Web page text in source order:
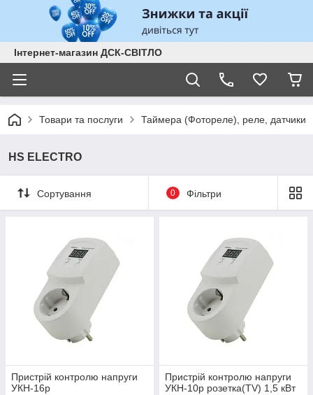
Інтернет-магазин ДСК-СВІТЛО
Товари та послуги Таймера (Фотореле), реле, датчики
HS ELECTRO
Сортування 0 Фільтри
Пристрій контролю напруги
УКН-16р
Пристрій контролю напруги
УКН-10р розетка(TV) 1,5 кВт